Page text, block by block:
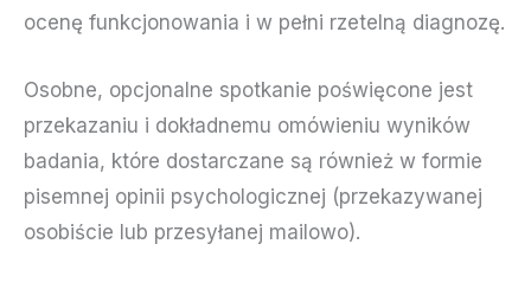
ocenę funkcjonowania i w pełni rzetelną diagnozę.
Osobne, opcjonalne spotkanie poświęcone jest
przekazaniu i dokładnemu omówieniu wyników
badania, które dostarczane są również w formie
pisemnej opinii psychologicznej (przekazywanej
osobiście lub przesyłanej mailowo).